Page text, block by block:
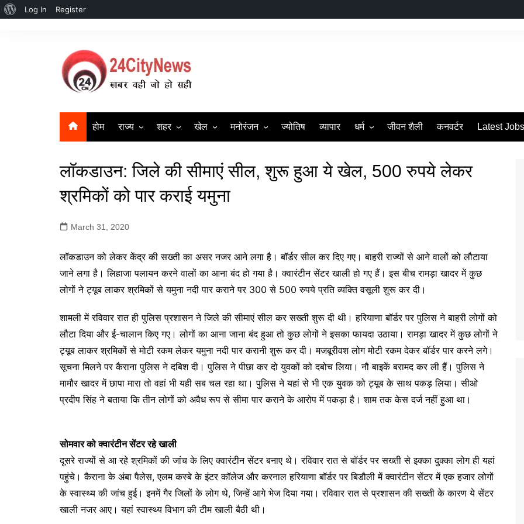
About
Log In Register
होम राज्य
दिल्ली
बिहार
Uttrakhand News
शहर
लखनऊ
गाज़ियाबाद
खेल मनोरंजन ज्योतिष व्यापार धर्म जीवन शैली कनवर्टर Latest Jobs
लॉकडाउन: जिले की सीमाएं सील, शुरू हुआ ये खेल, 500 रुपये लेकर
श्रमिकों को पार कराई यमुना
March 31, 2020
लॉकडाउन को लेकर केंद्र की सख्ती का असर नजर आने लगा है। बॉर्डर सील कर दिए गए। बाहरी राज्यों से आने वालों को लौटाया
जाने लगा है। लिहाजा पलायन करने वालों का आना बंद हो गया है। क्वारंटीन सेंटर खाली हो गए हैं। इस बीच रामड़ा खादर में कुछ
लोगों ने ट्यूब लाकर श्रमिकों से यमुना नदी पार कराने पर 300 से 500 रुपये प्रति व्यक्ति वसूली शुरू कर दी।
शामली में रविवार रात ही पुलिस प्रशासन ने जिले की सीमाएं सील कर सख्ती शुरू दी थी। हरियाणा बॉर्डर पर पुलिस ने बाहरी लोगों को
लौटा दिया और ई-चालान किए गए। लोगों का आना जाना बंद हुआ तो कुछ लोगों ने इसका फायदा उठाया। रामड़ा खादर में कुछ लोगों ने
ट्यूब लाकर श्रमिकों से मोटी रकम लेकर यमुना नदी पार करानी शुरू कर दी। मजबूरीवश लोग मोटी रकम देकर बॉर्डर पार करने लगे।
सूचना मिलने पर कैराना पुलिस ने दबिश दी। पुलिस ने पीछा कर दो युवकों को दबोच लिया। नौ बाइकें बरामद कर ली हैं। पुलिस ने
मामौर खादर में छापा मारा तो वहां भी यही सब चल रहा था। पुलिस ने यहां से भी एक युवक को ट्यूब के साथ पकड़ लिया। सीओ
प्रदीप सिंह ने बताया कि तीन लोगों को अवैध रूप से सीमा पार कराने के आरोप में पकड़ा है। शाम तक केस दर्ज नहीं हुआ था।
सोमवार को क्वारंटीन सेंटर रहे खाली
दूसरे राज्यों से आ रहे श्रमिकों की जांच के लिए क्वारंटीन सेंटर बनाए थे। रविवार रात से बॉर्डर पर सख्ती से इक्का दुक्का लोग ही यहां
पहुंचे। कैराना के अंबा पैलेस, एलम कस्बे के इंटर कॉलेज और करनाल हरियाणा बॉर्डर पर बिडौली में क्वारंटीन सेंटर में एक हजार लोगों
के स्वास्थ्य की जांच हुई। इनमें गैर जिलों के लोग थे, जिन्हें आगे भेज दिया गया। रविवार रात से प्रशासन की सख्ती के कारण ये सेंटर
खाली नजर आए। यहां स्वास्थ्य विभाग की टीम खाली बैठी थी।